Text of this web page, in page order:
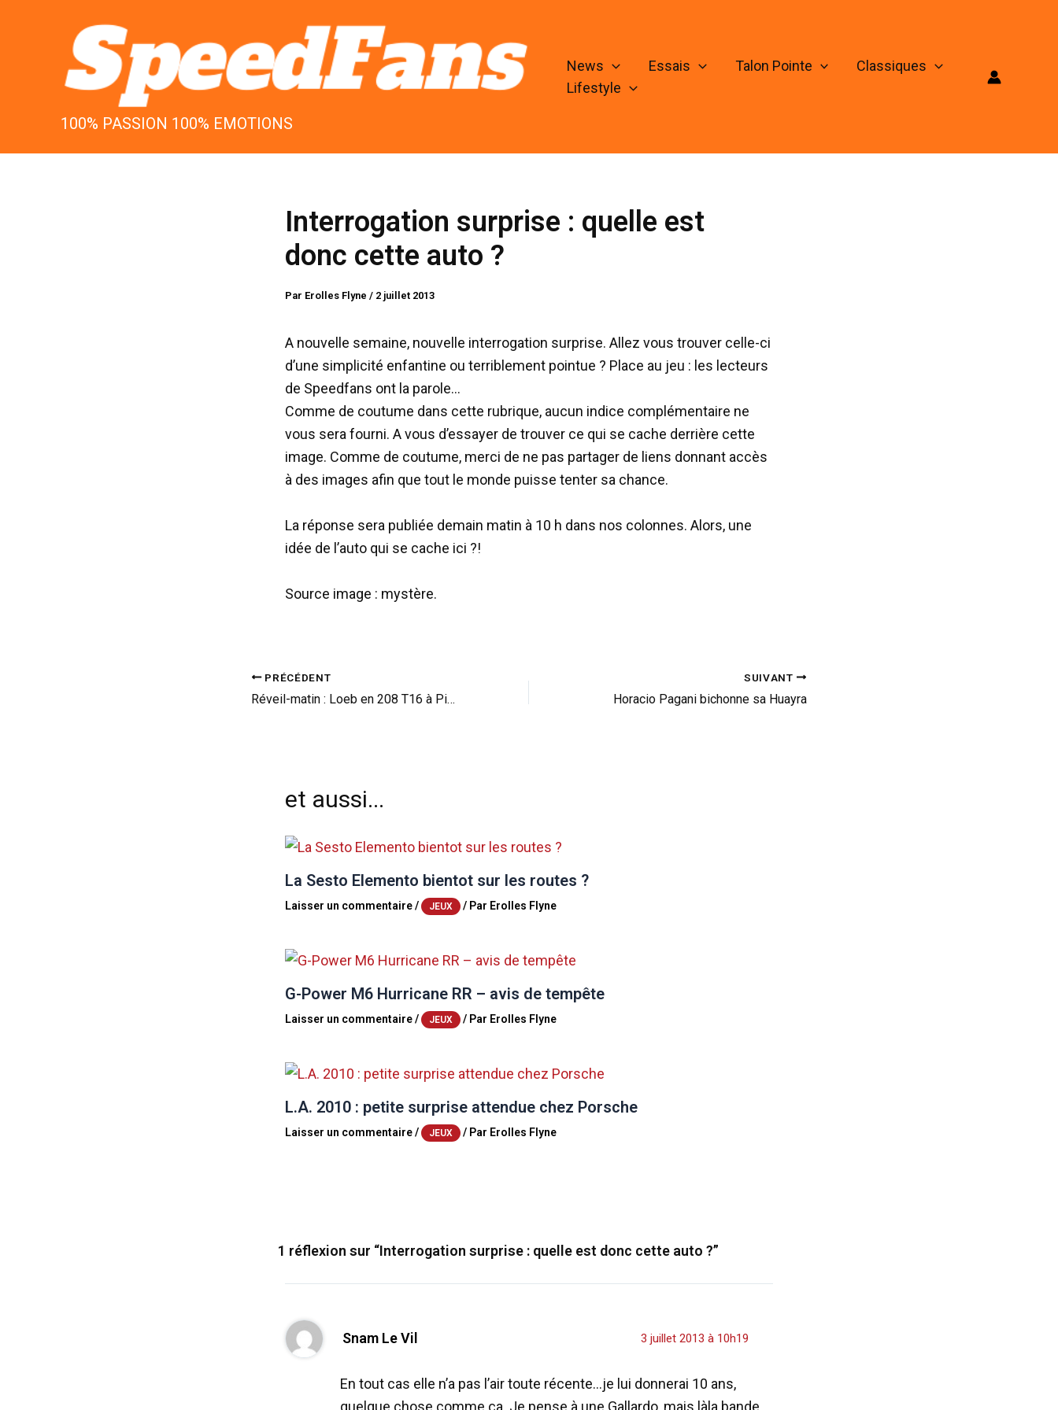
100% PASSION 100% EMOTIONS
News Essais Talon Pointe
Classiques
Lifestyle
Interrogation surprise : quelle est
donc cette auto ?
Par Erolles Flyne / 2 juillet 2013
A nouvelle semaine, nouvelle interrogation surprise. Allez vous trouver celle-ci
d’une simplicité enfantine ou terriblement pointue ? Place au jeu : les lecteurs
de Speedfans ont la parole…
Comme de coutume dans cette rubrique, aucun indice complémentaire ne
vous sera fourni. A vous d’essayer de trouver ce qui se cache derrière cette
image. Comme de coutume, merci de ne pas partager de liens donnant accès
à des images afin que tout le monde puisse tenter sa chance.
La réponse sera publiée demain matin à 10 h dans nos colonnes. Alors, une
idée de l’auto qui se cache ici ?!
Source image : mystère.
PRÉCÉDENT
Réveil-matin : Loeb en 208 T16 à Pikes Peak (vid)
SUIVANT
Horacio Pagani bichonne sa Huayra
et aussi...
La Sesto Elemento bientot sur les routes ?
Laisser un commentaire/ JEUX / Par Erolles Flyne
G-Power M6 Hurricane RR – avis de tempête
Laisser un commentaire/ JEUX / Par Erolles Flyne
L.A. 2010 : petite surprise attendue chez Porsche
Laisser un commentaire/ JEUX / Par Erolles Flyne
1 réflexion sur “Interrogation surprise : quelle est donc cette auto ?”
Snam Le Vil 3 juillet 2013 à 10h19
En tout cas elle n’a pas l’air toute récente…je lui donnerai 10 ans,
quelque chose comme ça. Je pense à une Gallardo, mais làla bande